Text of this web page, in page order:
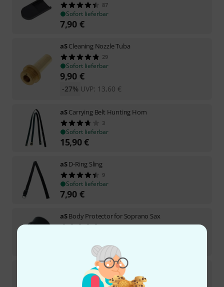
87
Sofort lieferbar
7,90 €
aSCleaning Nozzle Tuba
29
Sofort lieferbar
9,90 €
UVP: 13,60 €
-27%
aSCarrying Belt Hunting Horn
3
Sofort lieferbar
15,90€
aSD-Ring Sling
9
Sofort lieferbar
7,90 €
aSBody Protector for Soprano Sax
3
Trumpet Straight Aluminium
14